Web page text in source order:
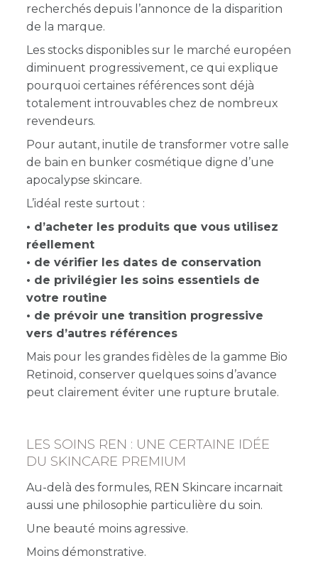
recherchés depuis l’annonce de la disparition
de la marque.
Les stocks disponibles sur le marché européen
diminuent progressivement, ce qui explique
pourquoi certaines références sont déjà
totalement introuvables chez de nombreux
revendeurs.
Pour autant, inutile de transformer votre salle
de bain en bunker cosmétique digne d’une
apocalypse skincare.
L’idéal reste surtout :
• d’acheter les produits que vous utilisez
réellement
• de vérifier les dates de conservation
• de privilégier les soins essentiels de
votre routine
• de prévoir une transition progressive
vers d’autres références
Mais pour les grandes fidèles de la gamme Bio
Retinoid, conserver quelques soins d’avance
peut clairement éviter une rupture brutale.
LES SOINS REN : UNE CERTAINE IDÉE
DU SKINCARE PREMIUM
Au-delà des formules, REN Skincare incarnait
aussi une philosophie particulière du soin.
Une beauté moins agressive.
Moins démonstrative.